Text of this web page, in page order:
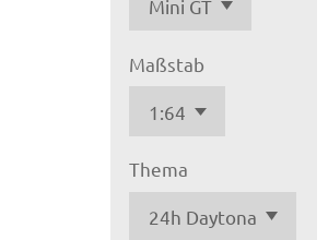
Maßstab
Thema